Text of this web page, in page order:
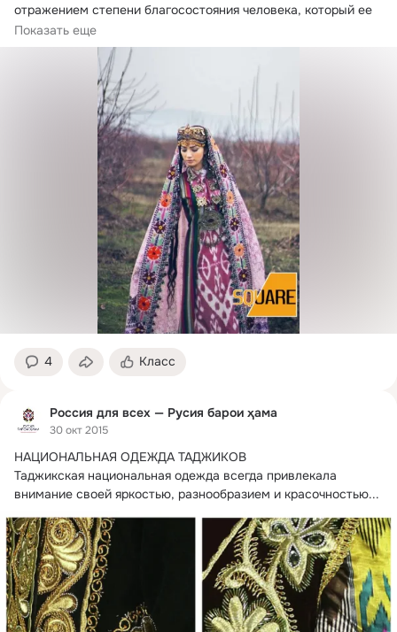
отражением степени благосостояния человека, который ее
носит.
Показать еще
4 Класс
Россия для всех — Русия барои ҳама
30 окт 2015
НАЦИОНАЛЬНАЯ ОДЕЖДА ТАДЖИКОВ
Таджикская национальная одежда всегда привлекала
внимание своей яркостью, разнообразием и красочностью...